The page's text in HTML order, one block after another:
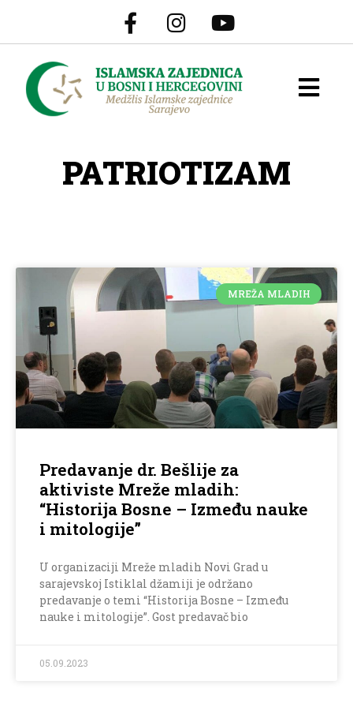
PATRIOTIZAM
MREŽA MLADIH
Predavanje dr. Bešlije za
aktiviste Mreže mladih:
“Historija Bosne – Između nauke
i mitologije”
U organizaciji Mreže mladih Novi Grad u
sarajevskoj Istiklal džamiji je održano
predavanje o temi “Historija Bosne – Između
nauke i mitologije”. Gost predavač bio
05.09.2023